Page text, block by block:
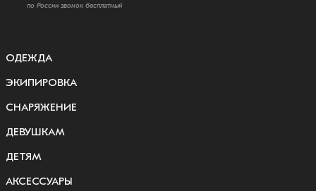
по России звонок бесплатный
ОДЕЖДА
ЭКИПИРОВКА
СНАРЯЖЕНИЕ
ДЕВУШКАМ
ДЕТЯМ
АКСЕССУАРЫ